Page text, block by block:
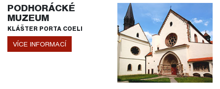
PODHORÁCKÉ
MUZEUM
KLÁŠTER PORTA COELI
VÍCE INFORMACÍ